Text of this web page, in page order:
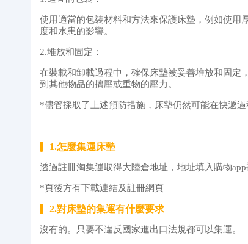
使用適當的包裝材料和方法來保護床墊，例如使用
度和水患的影響。
2.堆放和固定：
在裝載和卸載過程中，確保床墊被妥善堆放和固定
到其他物品的擠壓或重物的壓力。
*儘管採取了上述預防措施，床墊仍然可能在快遞
1.怎麼集運床墊
透過註冊淘集運取得大陸倉地址，地址填入購物
*頁後方有下載連結及註冊網頁
2.對床墊的集運有什麼要求
沒有的。只要不違反國家進出口法規都可以集運。